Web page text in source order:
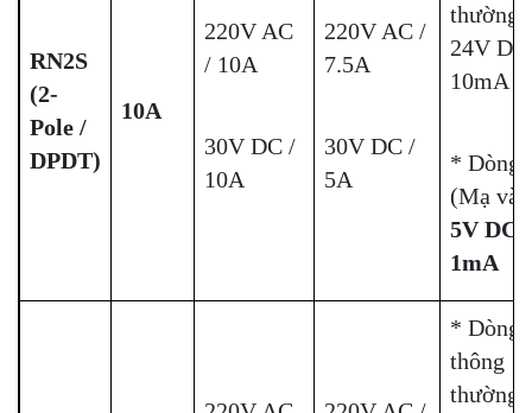
RN2S
(2-
Pole /
DPDT)
10A
220V AC
/ 10A
30V DC /
10A
220V AC /
7.5A
30V DC /
5A
thường:
24V
10mA
* Dòng
(Mạ
5V DC,
1mA
* Dòng
thông
thường: